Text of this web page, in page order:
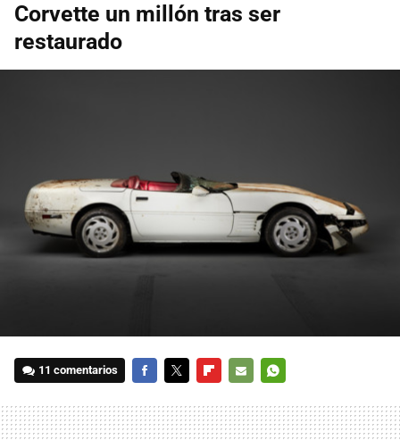
Corvette un millón tras ser
restaurado
11 comentarios
MAIL